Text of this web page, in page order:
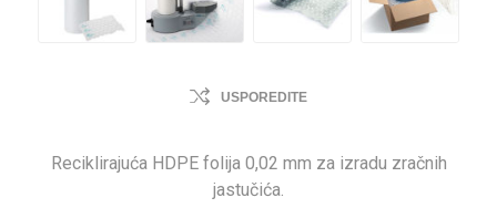
USPOREDITE
Reciklirajuća HDPE folija 0,02 mm za izradu zračnih
jastučića.